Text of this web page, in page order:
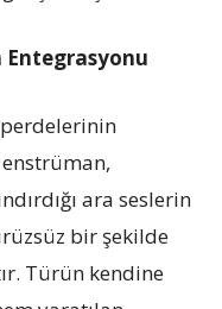
Entegrasyonu
ara seslerin
bir şekilde
Türün kendine